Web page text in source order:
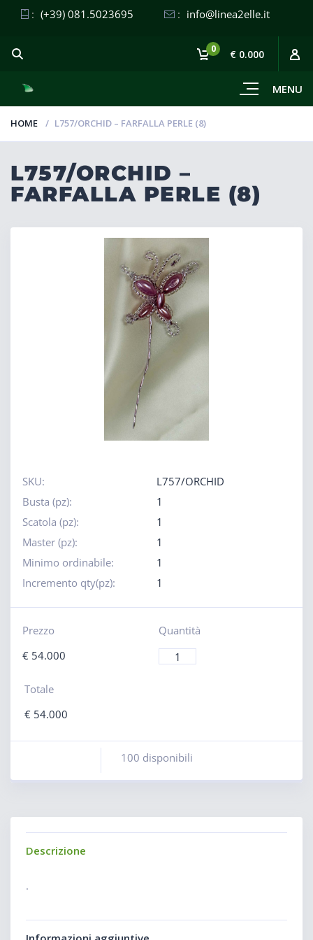
: (+39) 081.5023695 : info@linea2elle.it
MENU
0 € 0.000
HOME L757/ORCHID – FARFALLA PERLE (8)
L757/ORCHID –
FARFALLA PERLE (8)
SKU:
L757/ORCHID
Busta (pz):
1
Scatola (pz):
1
Master (pz):
1
Minimo ordinabile:
1
Incremento qty(pz):
1
Prezzo
€54.000
Quantità
Totale
€54.000
100 disponibili
Descrizione
.